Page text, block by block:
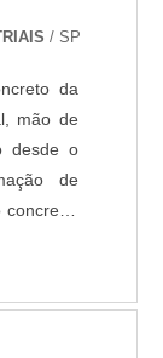
mineral
/ SP
da
mão de
desde o
de